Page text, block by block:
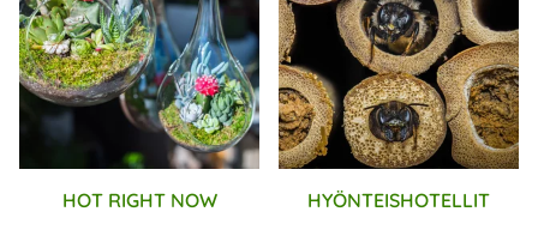
HOT RIGHT NOW HYÖNTEISHOTELLIT